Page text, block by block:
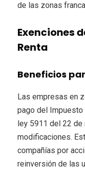
de las zonas
Exenciones
Renta
Beneficios
Las empresas en
pago del Impuesto
ley 5911 del 22
modificaciones.
compañías por
reinversión de las